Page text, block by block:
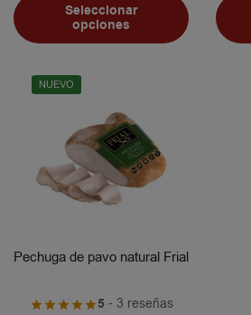
Seleccionar
opciones
NUEVO
Pechuga de pavo natural Frial
5- 3 reseñas